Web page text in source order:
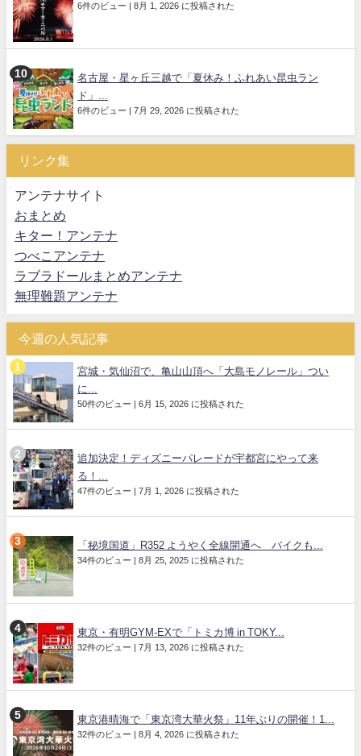
6件のビュー 8月 1, 2026 に投稿された
名古屋・星ヶ丘三越で「夏休み！ふれあい昆虫ラン
ド」...
6件のビュー 7月 29, 2026 に投稿された
リンク集
アンテナサイト
おまとめ
キター！アンテナ
つべこアンテナ
ラブラドールまとめアンテナ
無理難題アンテナ
今週の人気記事
宮城・気仙沼で、亀山山頂へ「大島モノレール」つい
に...
50件のビュー 6月 15, 2026 に投稿された
追加決定！ディズニーパレードが宇都宮にやって来
る！...
47件のビュー 7月 1, 2026 に投稿された
「秘境国道」R352 ようやく全線開通へ バイクも...
34件のビュー 8月 25, 2025 に投稿された
東京・有明GYM-EXで「トミカ博 in TOKY...
32件のビュー 7月 13, 2026 に投稿された
東京港晴海で「東京湾大華火祭」11年ぶりの開催！1...
32件のビュー 8月 4, 2026 に投稿された